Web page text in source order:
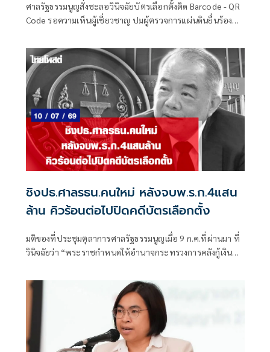
ศาลรัฐธรรมนูญสั่งชะลอวินิจฉัยบัตรเลือกตั้งติด Barcode - QR
Code รอความเห็นผู้เชี่ยวชาญ ปมผู้ตรวจการแผ่นดินยื่นร้องส่อ
ชิงปธ.ศาลรธน.คนใหม่ หลังจบพ.ร.ก.4แสน
ล้าน คิวร้อนต่อไปปิดคดีบัตรเลือกตั้ง
มติของที่ประชุมตุลาการศาลรัฐธรรมนูญเมื่อ 9 ก.ค.ที่ผ่านมา ที่
วินิจฉัยว่า “พระราชกำหนดให้อำนาจกระทรวงการคลังกู้เงิน
และสร้างการเปลี่ยนผ่านด้านพลังงานของประเทศ พ.ศ.2569
หรือ พ.ร.ก.กู้เงิน 4 แสนล้านบาท” ที่ออกโดยมติคณะรัฐมนตรี
รัฐบาลอนุทิน ชาญวีรกูล ไม่ขัดรัฐธรรมนูญ มาตรา 172 วรรค